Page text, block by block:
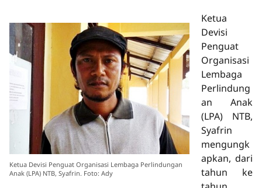
Ketua Devisi Penguat Organisasi Lembaga Perlindungan
Anak (LPA) NTB, Syafrin. Foto: Ady
Ketua
Devisi
Penguat
Organisasi
Lembaga
Perlindung
an Anak
(LPA) NTB,
Syafrin
mengungk
apkan, dari
tahun ke